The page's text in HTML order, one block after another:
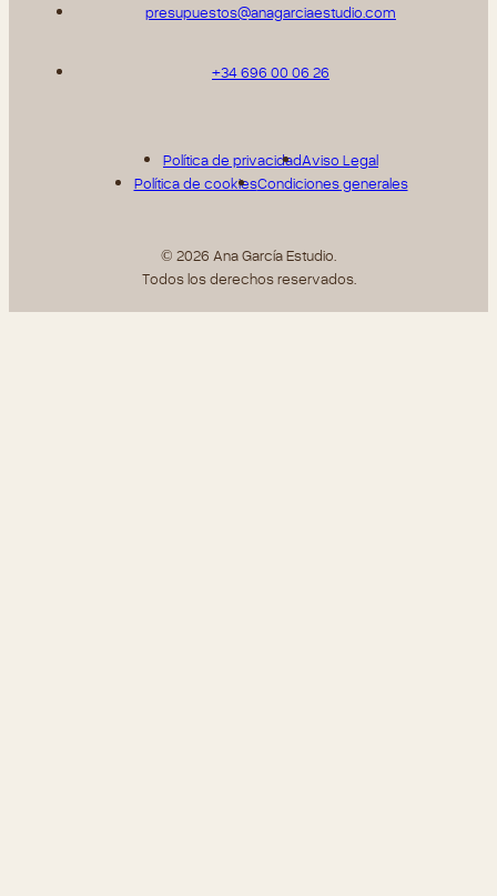
presupuestos@anagarciaestudio.com
Política de privacidadAviso Legal
Política de cookiesCondiciones generales
+34 696 00 06 26
© 2026 Ana García Estudio.
Todos los derechos reservados.